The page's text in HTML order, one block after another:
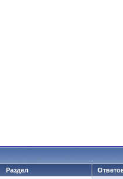
Раздел